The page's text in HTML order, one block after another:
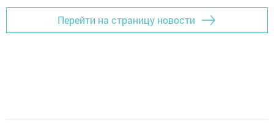
Перейти на страницу новости